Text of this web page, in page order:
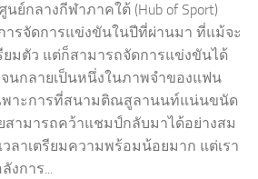
ย์กลางกีฬาภาคใต้ (Hub of Sport)
ารจัดการแข่งขันในปีที่ผ่านมา ที่แม้จะ
ยมตัว แต่ก็สามารถจัดการแข่งขันได้
นกลายเป็นหนึ่งในภาพจำของแฟน
พาะการที่สนามติณสูลานนท์แน่นขนัด
ามารถคว้าแชมป์กลับมาได้อย่างสม
วลาเตรียมความพร้อมน้อยมาก แต่เรา
งการ...